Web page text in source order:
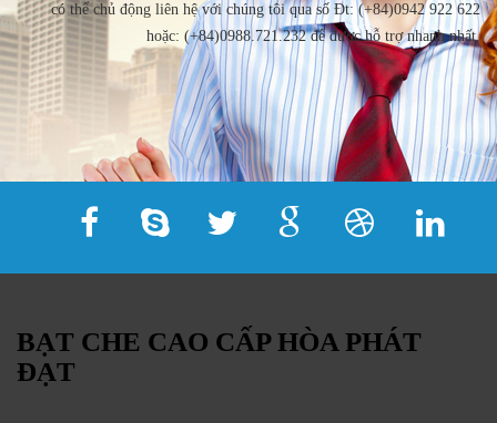
có thể chủ động liên hệ với chúng tôi qua số Đt: (+84)0942 922 622
hoặc: (+84)0988.721.232 để được hỗ trợ nhanh nhất.
BẠT CHE CAO CẤP HÒA PHÁT
ĐẠT